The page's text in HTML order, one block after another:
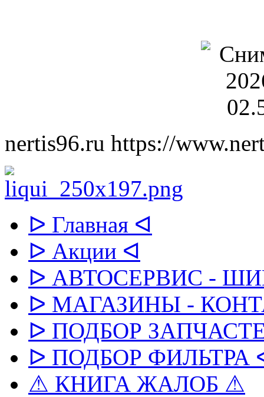
nertis96.ru https://
ᐅ Главная ᐊ
ᐅ Акции ᐊ
ᐅ АВТОСЕРВИС -
ᐅ МАГАЗИНЫ -
ᐅ ПОДБОР
ᐅ ПОДБОР ФИЛЬТРА
⚠ КНИГА ЖАЛОБ ⚠